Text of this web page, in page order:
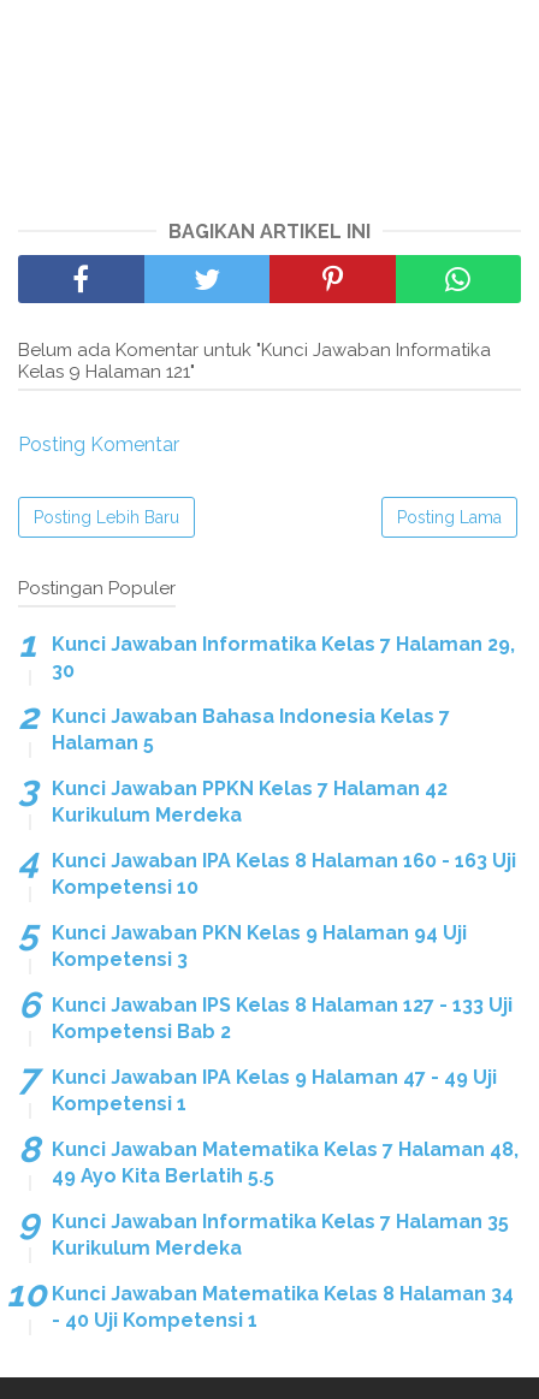
BAGIKAN ARTIKEL INI
Belum ada Komentar untuk "Kunci Jawaban Informatika
Kelas 9 Halaman 121"
Posting Komentar
Posting Lebih Baru Posting Lama
Postingan Populer
Kunci Jawaban Informatika Kelas 7 Halaman 29,
30
Kunci Jawaban Bahasa Indonesia Kelas 7
Halaman 5
Kunci Jawaban PPKN Kelas 7 Halaman 42
Kurikulum Merdeka
Kunci Jawaban IPA Kelas 8 Halaman 160 - 163 Uji
Kompetensi 10
Kunci Jawaban PKN Kelas 9 Halaman 94 Uji
Kompetensi 3
Kunci Jawaban IPS Kelas 8 Halaman 127 - 133 Uji
Kompetensi Bab 2
Kunci Jawaban IPA Kelas 9 Halaman 47 - 49 Uji
Kompetensi 1
Kunci Jawaban Matematika Kelas 7 Halaman 48,
49 Ayo Kita Berlatih 5.5
Kunci Jawaban Informatika Kelas 7 Halaman 35
Kurikulum Merdeka
Kunci Jawaban Matematika Kelas 8 Halaman 34
- 40 Uji Kompetensi 1